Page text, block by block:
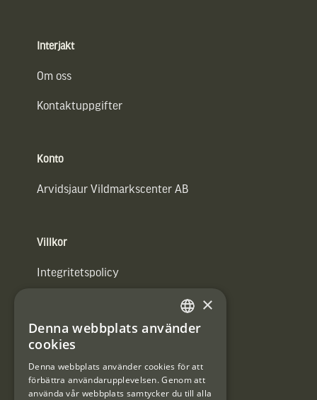
Interjakt
Om oss
Kontaktuppgifter
Konto
Arvidsjaur Vildmarkscenter AB
Villkor
Integritetspolicy
#Interjaktfamily
Kundklubb
SWEDISH
×
Denna webbplats använder
cookies
Denna webbplats använder cookies för att
förbättra användarupplevelsen. Genom att
använda vår webbplats samtycker du till alla